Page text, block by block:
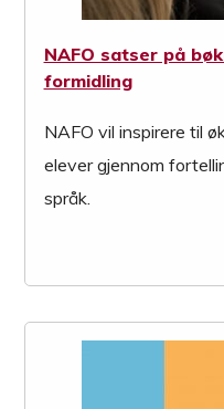
NAFO satser på
formidling
NAFO vil inspirere til
elever gjennom
språk.